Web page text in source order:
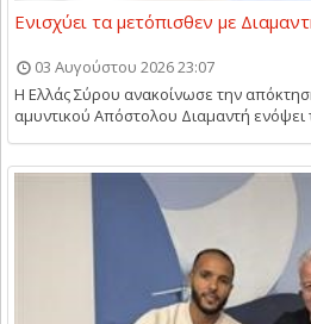
Ενισχύει τα μετόπισθεν με
03 Αυγούστου 2026 23:07
Η Ελλάς Σύρου ανακοίνωσε την
αμυντικού Απόστολου Διαμαντή ενόψει